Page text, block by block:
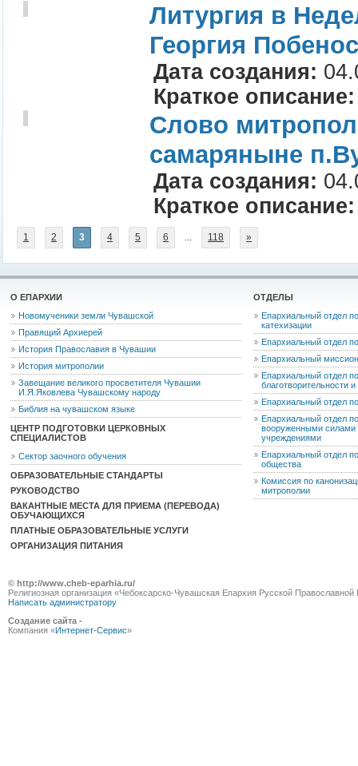
Литургия в
Георгия
Дата создания:
Краткое описание:
Слово
самаряныне
Дата создания:
Краткое описание:
1 2 3 4 5 6 ... 118 »
О ЕПАРХИИ
Новомученики земли Чувашской
Правящий Архиерей
История Православия в Чувашии
История митрополии
Завещание великого просветителя Чувашии
И.Я.Яковлева Чувашскому народу
Библия на чувашском языке
ЦЕНТР ПОДГОТОВКИ ЦЕРКОВНЫХ
СПЕЦИАЛИСТОВ
Сектор заочного обучения
ОБРАЗОВАТЕЛЬНЫЕ СТАНДАРТЫ
РУКОВОДСТВО
ВАКАНТНЫЕ МЕСТА ДЛЯ ПРИЕМА (ПЕРЕВОДА)
ОБУЧАЮЩИХСЯ
ПЛАТНЫЕ ОБРАЗОВАТЕЛЬНЫЕ УСЛУГИ
ОРГАНИЗАЦИЯ ПИТАНИЯ
ОТДЕЛЫ
Епархиальный отдел
катехизации
Епархиальный отдел
Епархиальный
Епархиальный отдел
благотворительности
Епархиальный отдел
Епархиальный отдел
вооруженными силами
учреждениями
Епархиальный отдел
общества
Комиссия по
митрополии
© http://www.cheb-eparhia.ru/
Религиозная организация «Чебоксарско-Чувашская Епархия Русской
Написать администратору
Создание сайта -
Компания «Интернет-Сервис»